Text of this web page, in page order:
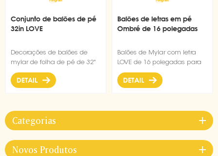
Conjunto de balões de pé
32in LOVE
Decorações de balões de
mylar de folha de pé de 32"
para o aniversário ou
aniversário do dia dos
DETAIL
Balões de letras em pé
Ombré de 16 polegadas
Balões de Mylar com letra
LOVE de 16 polegadas para
festa de casamento
despedida de solteira
DETAIL
Categorias
Novos Produtos